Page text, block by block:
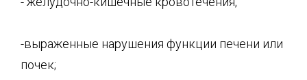
-выраженные нарушения функции печени или
почек;